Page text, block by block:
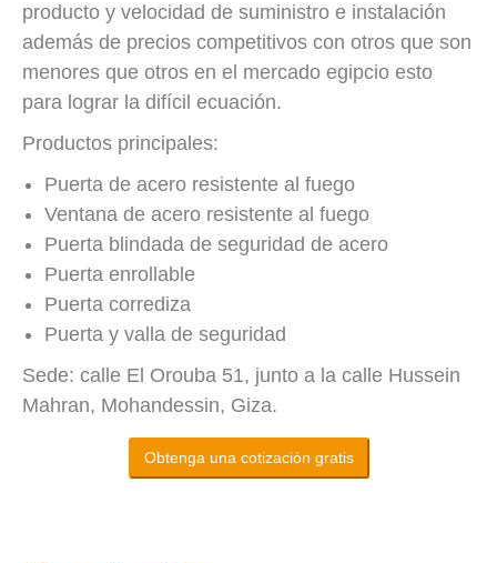
producto y velocidad de suministro e instalación
además de precios competitivos con otros que son
menores que otros en el mercado egipcio esto
para lograr la difícil ecuación.
Productos principales:
Puerta de acero resistente al fuego
Ventana de acero resistente al fuego
Puerta blindada de seguridad de acero
Puerta enrollable
Puerta corrediza
Puerta y valla de seguridad
Sede: calle El Orouba 51, junto a la calle Hussein
Mahran, Mohandessin, Giza.
Obtenga una cotización gratis